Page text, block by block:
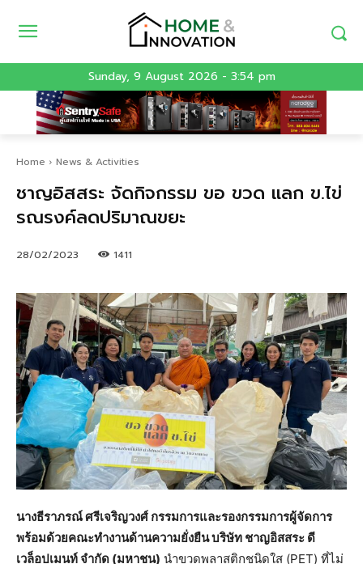
Sunday, 9 August 2026 - 3:54 pm
Home News & Activities
ชาญอิสสระ จัดกิจกรรม ขอ ขวด แลก ข.ไข่
รณรงค์ลดปริมาณขยะ
28/02/2023 1411
นางธีราภรณ์ ศรีเจริญวงศ์ กรรมการและรองกรรมการผู้จัดการ
พร้อมด้วยคณะทำงานด้านความยั่งยืน บริษัท ชาญอิสสระ ดี
เวล็อปเมนท์ จำกัด (มหาชน) นำขวดพลาสติกชนิดใส (PET) ที่ไม่